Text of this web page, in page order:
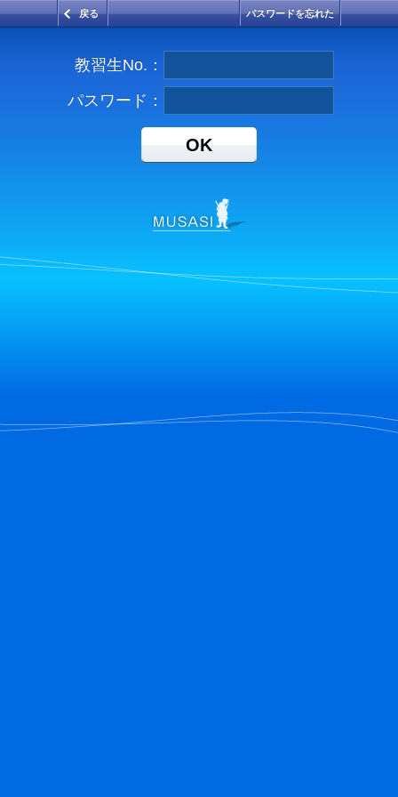
戻る パスワードを忘れた
教習生No.：
パスワード：